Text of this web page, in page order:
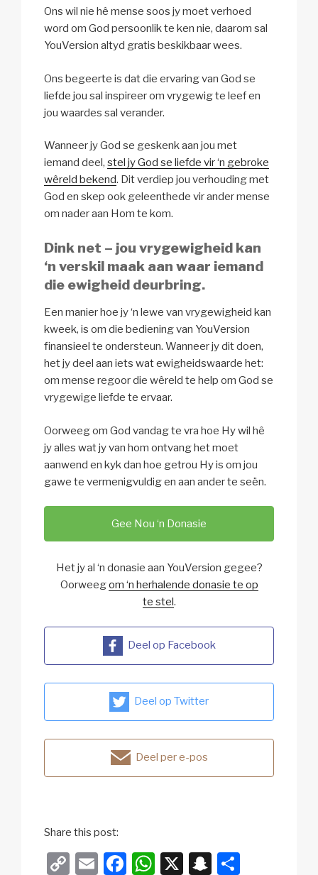
Ons wil nie hê mense soos jy moet verhoed
word om God persoonlik te ken nie, daarom sal
YouVersion altyd gratis beskikbaar wees.
Ons begeerte is dat die ervaring van God se
liefde jou sal inspireer om vrygewig te leef en
jou waardes sal verander.
Wanneer jy God se geskenk aan jou met
iemand deel, stel jy God se liefde vir ‘n gebroke
wêreld bekend. Dit verdiep jou verhouding met
God en skep ook geleenthede vir ander mense
om nader aan Hom te kom.
Dink net – jou vrygewigheid kan
‘n verskil maak aan waar iemand
die ewigheid deurbring.
Een manier hoe jy ‘n lewe van vrygewigheid kan
kweek, is om die bediening van YouVersion
finansieel te ondersteun. Wanneer jy dit doen,
het jy deel aan iets wat ewigheidswaarde het:
om mense regoor die wêreld te help om God se
vrygewige liefde te ervaar.
Oorweeg om God vandag te vra hoe Hy wil hê
jy alles wat jy van hom ontvang het moet
aanwend en kyk dan hoe getrou Hy is om jou
gawe te vermenigvuldig en aan ander te seën.
Gee Nou ‘n Donasie
Het jy al ‘n donasie aan YouVersion gegee?
Oorweegom ‘n herhalende donasie te op
te stel.
Deel op Facebook
Deel op Twitter
Deel per e-pos
Share this post:
C
E
F
W X
S